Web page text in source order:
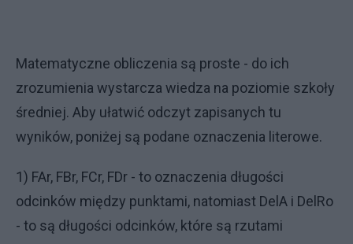
Matematyczne obliczenia są proste - do ich
zrozumienia wystarcza wiedza na poziomie szkoły
średniej. Aby ułatwić odczyt zapisanych tu
wyników, poniżej są podane oznaczenia literowe.
1) FAr, FBr, FCr, FDr - to oznaczenia długości
odcinków między punktami, natomiast DelA i DelRo
- to są długości odcinków, które są rzutami